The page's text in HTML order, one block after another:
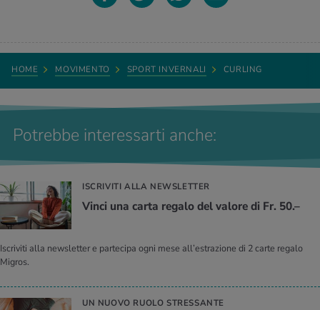
HOME MOVIMENTO SPORT INVERNALI CURLING
Potrebbe interessarti anche:
ISCRIVITI ALLA NEWSLETTER
Vinci una carta regalo del valore di Fr. 50.–
Iscriviti alla newsletter e partecipa ogni mese all’estrazione di 2 carte regalo
Migros.
UN NUOVO RUOLO STRESSANTE